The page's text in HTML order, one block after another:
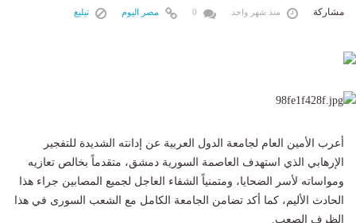
مشاركة منذ شهر واحد مصر اليوم تبليغ
أعرب الأمين العام لجامعة الدول العربية عن إدانته الشديدة للتفجير
الإرهابي الذي استهدف العاصمة السورية دمشق، متقدماً بخالص تعازيه
ومواساته لأسر الضحايا، ومتمنياً الشفاء العاجل لجميع المصابين جراء هذا
الحادث الأليم، كما أكد تضامن الجامعة الكامل مع الشعب السورى في هذا
الظرف الصعب.